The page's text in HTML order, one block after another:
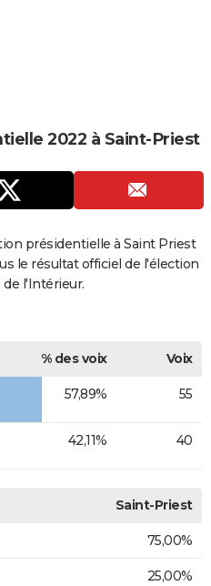
2022 à Saint-Priest
présidentielle à Saint Priest
le résultat officiel de l'élection
l'Intérieur.
% des voix
Voix
57,89% 55
42,11% 40
Saint-Priest
75,00%
25,00%